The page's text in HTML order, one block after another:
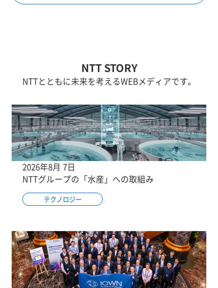
NTT STORY
NTTとともに未来を考えるWEBメディアです。
2026年8月 7日
NTTグループの「水産」への取組み
テクノロジー